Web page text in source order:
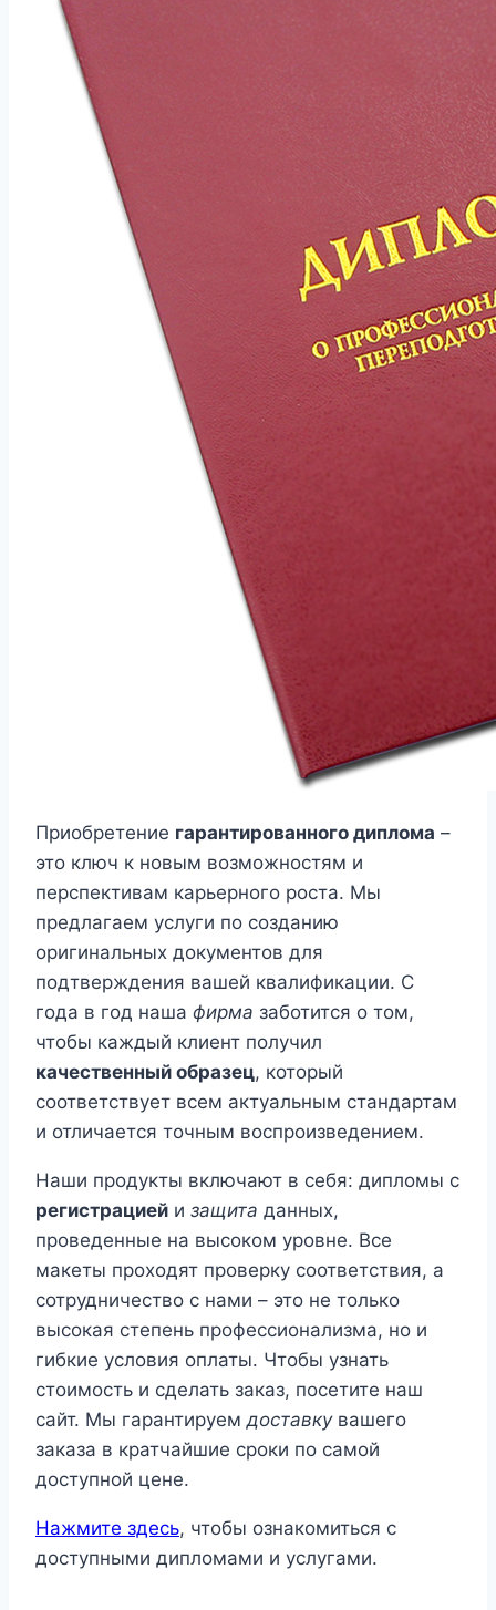
Приобретение гарантированного диплома –
это ключ к новым возможностям и
перспективам карьерного роста. Мы
предлагаем услуги по созданию
оригинальных документов для
подтверждения вашей квалификации. С
года в год наша фирма заботится о том,
чтобы каждый клиент получил
качественный образец, который
соответствует всем актуальным стандартам
и отличается точным воспроизведением.
Наши продукты включают в себя: дипломы с
регистрaцией и защита данных,
проведенные на высоком уровне. Все
макеты проходят проверку соответствия, а
сотрудничество с нами – это не только
высокая степень профессионализма, но и
гибкие условия оплаты. Чтобы узнать
стоимость и сделать заказ, посетите наш
сайт. Мы гарантируемдоставкувашего
заказа в кратчайшие сроки по самой
доступной цене.
Нажмите здесь, чтобы ознакомиться с
доступными дипломами и услугами.